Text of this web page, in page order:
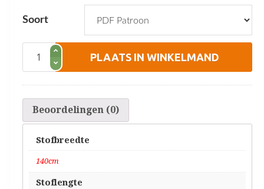
Soort
Top
aantal
PLAATS IN WINKELMAND
Beoordelingen (0)
Stofbreedte
140cm
Stoflengte